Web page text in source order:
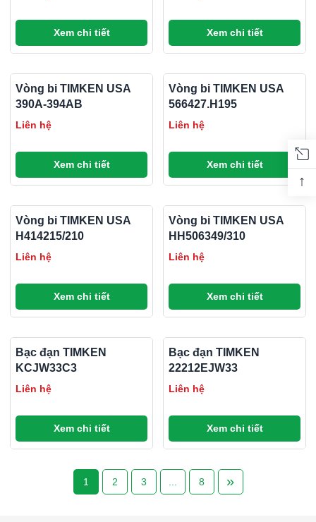
Xem chi tiết Xem chi tiết
Vòng bi TIMKEN USA
390A-394AB
Liên hệ
Xem chi tiết
Vòng bi TIMKEN USA
566427.H195
Liên hệ
Xem chi tiết
Vòng bi TIMKEN USA
H414215/210
Liên hệ
Xem chi tiết
Vòng bi TIMKEN USA
HH506349/310
Liên hệ
Xem chi tiết
Bạc đạn TIMKEN
KCJW33C3
Liên hệ
Xem chi tiết
Bạc đạn TIMKEN
22212EJW33
Liên hệ
Xem chi tiết
1 2 3 8 »
↑